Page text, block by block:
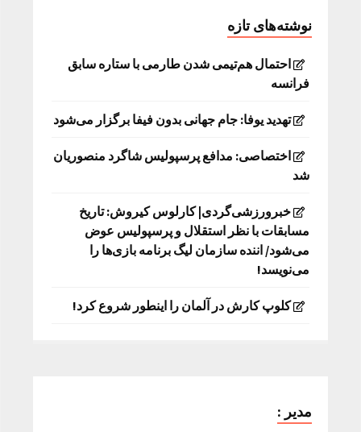
نوشته‌های تازه
احتمال هم‌تیمی شدن طارمی با ستاره سابق
فرانسه
تهدید یوفا: جام جهانی بدون فیفا برگزار می‌شود
اختصاصی: مدافع پرسپولیس شاگرد منصوریان
شد
خبرورزشی‌گردی| کارلوس کیروش: تاریخ
مسابقات با نظر استقلال و پرسپولیس عوض
می‌شود/ اننده سازمان لیگ برنامه بازی‌ها را
می‌نویسد!
کلوپ کارش در آلمان را اینطور شروع کرد!
مدیر :